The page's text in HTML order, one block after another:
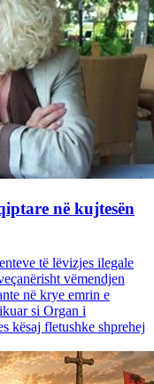
në kujtesën
të lëvizjes ilegale
vëmendjen
në krye emrin e
si Organ i
kësaj fletushke shprehej